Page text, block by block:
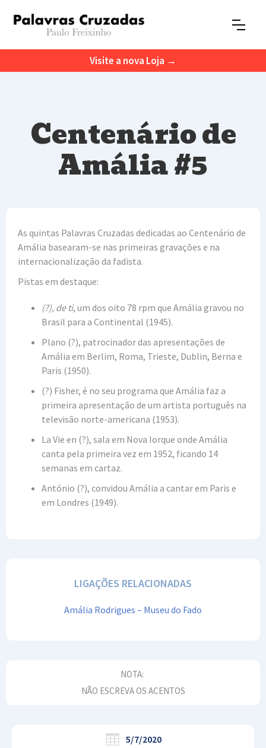
Visite a nova Loja →
Centenário de
Amália #5
As quintas Palavras Cruzadas dedicadas ao Centenário de
Amália basearam-se nas primeiras gravações e na
internacionalização da fadista.
Pistas em destaque:
(?), de ti, um dos oito 78 rpm que Amália gravou no
Brasil para a Continental (1945).
Plano (?), patrocinador das apresentações de
Amália em Berlim, Roma, Trieste, Dublin, Berna e
Paris (1950).
(?) Fisher, é no seu programa que Amália faz a
primeira apresentação de um artista português na
televisão norte-americana (1953).
La Vie en (?), sala em Nova Iorque onde Amália
canta pela primeira vez em 1952, ficando 14
semanas em cartaz.
António (?), convidou Amália a cantar em Paris e
em Londres (1949).
LIGAÇÕES RELACIONADAS
Amália Rodrigues – Museu do Fado
NOTA:
NÃO ESCREVA OS ACENTOS
5/7/2020